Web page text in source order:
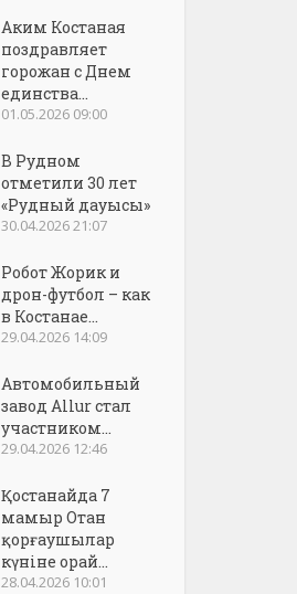
Аким Костаная
поздравляет
горожан с Днем
единства...
01.05.2026 09:00
В Рудном
отметили 30 лет
«Рудный дауысы»
30.04.2026 21:07
Робот Жорик и
дрон-футбол – как
в Костанае...
29.04.2026 14:09
Автомобильный
завод Allur стал
участником...
29.04.2026 12:46
Қостанайда 7
мамыр Отан
қорғаушылар
күніне орай...
28.04.2026 10:01